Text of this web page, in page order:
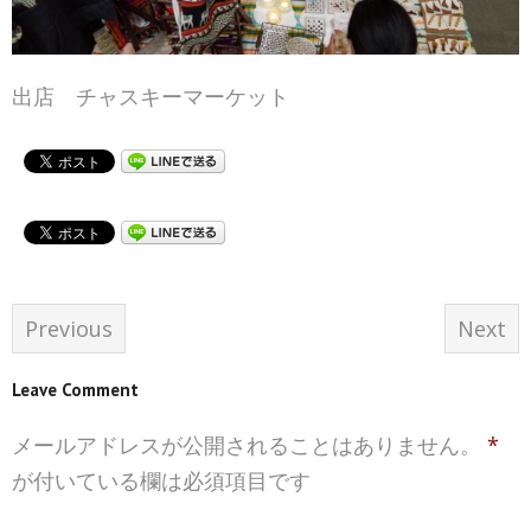
出店 チャスキーマーケット
Previous Next
Leave Comment
メールアドレスが公開されることはありません。
*
が付いている欄は必須項目です